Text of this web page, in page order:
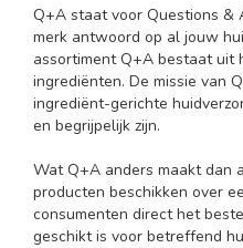
Q+A staat voor Questions &
merk antwoord op al jouw
assortiment Q+A bestaat uit
ingrediënten. De missie van
ingrediënt-gerichte
en begrijpelijk zijn.
Wat Q+A anders maakt dan
producten beschikken over
consumenten direct het
geschikt is voor betreffend